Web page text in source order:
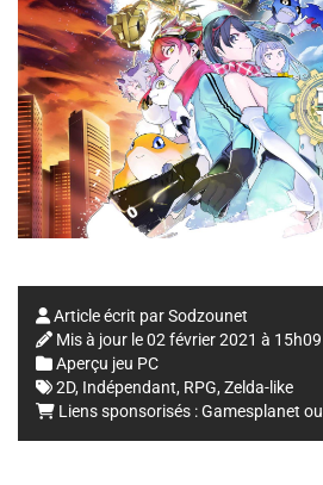
Article écrit parSodzounet
Mis à jour le02 février 2021 à 15h09
Aperçu jeu PC
2D, Indépendant, RPG, Zelda-like
Liens sponsorisés :Gamesplanet ou